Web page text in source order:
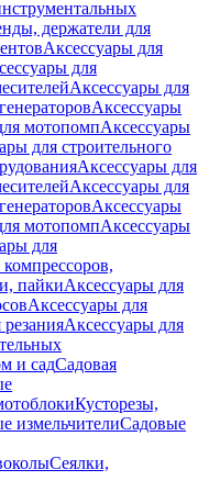
держатели для
Аксессуары для
для
Аксессуары для
Аксессуары
мотопомпАксессуары
для строительного
Аксессуары для
Аксессуары для
Аксессуары
мотопомпАксессуары
для
пайкиАксессуары для
Аксессуары для
Аксессуары для
и садСадовая
Кусторезы,
измельчителиСадовые
Сеялки,